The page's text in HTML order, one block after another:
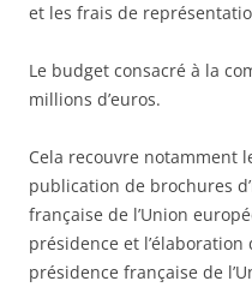
et les frais de
Le budget consacré à la
millions d’euros.
Cela recouvre notamment
publication de brochures
française de l’Union
présidence et
présidence française de